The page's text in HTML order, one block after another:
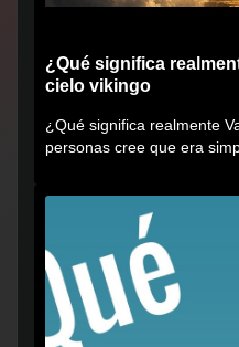
¿Qué significa
cielo vikingo
¿Qué significa realmente
personas cree que era